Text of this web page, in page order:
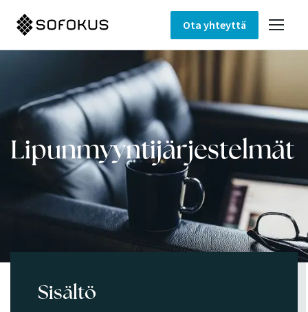
Ota yhteyttä
Lipunmyyntijärjestelmät
Sisältö